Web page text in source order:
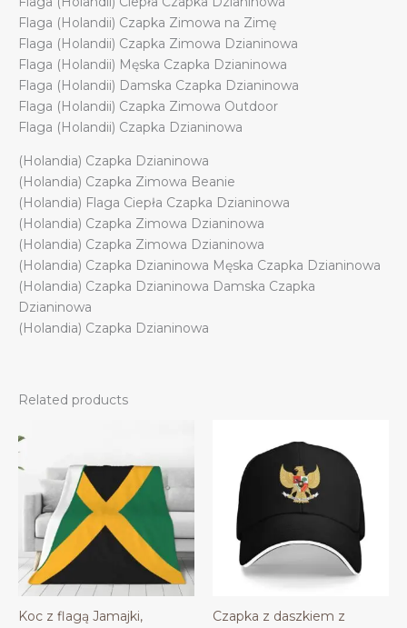
Flaga (Holandii) Czapka Zimowa na Zimę
Flaga (Holandii) Czapka Zimowa Dzianinowa
Flaga (Holandii) Męska Czapka Dzianinowa
Flaga (Holandii) Damska Czapka Dzianinowa
Flaga (Holandii) Czapka Zimowa Outdoor
Flaga (Holandii) Czapka Dzianinowa
(Holandia) Czapka Dzianinowa
(Holandia) Czapka Zimowa Beanie
(Holandia) Flaga Ciepła Czapka Dzianinowa
(Holandia) Czapka Zimowa Dzianinowa
(Holandia) Czapka Zimowa Dzianinowa
(Holandia) Czapka Dzianinowa Męska Czapka Dzianinowa
(Holandia) Czapka Dzianinowa Damska Czapka
Dzianinowa
(Holandia) Czapka Dzianinowa
Related products
Koc z flagą Jamajki,
Czapka z daszkiem z